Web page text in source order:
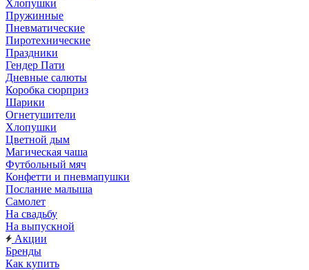
Хлопушки
Пружинные
Пневматические
Пиротехнические
Праздники
Гендер Пати
Дневные салюты
Коробка сюрприз
Шарики
Огнетушители
Хлопушки
Цветной дым
Магическая чаша
Футбольный мяч
Конфетти и пневмапушки
Послание малыша
Самолет
На свадьбу
На выпускной
Акции
Бренды
Как купить